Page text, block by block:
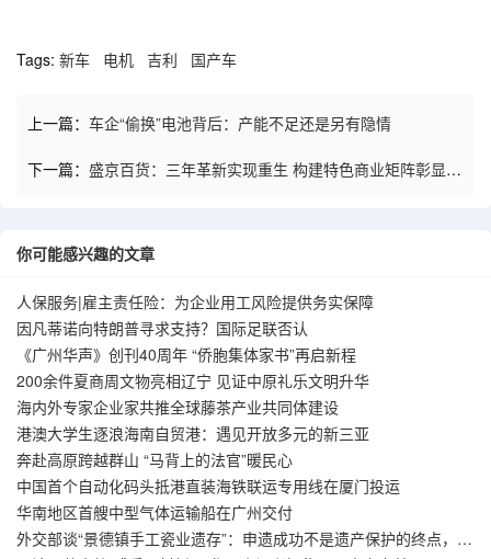
Tags: 新车 电机 吉利 国产车
上一篇： 车企“偷换”电池背后：产能不足还是另有隐情
下一篇： 盛京百货：三年革新实现重生 构建特色商业矩阵彰显国
你可能感兴趣的文章
人保服务|雇主责任险：为企业用工风险提供务实保障
因凡蒂诺向特朗普寻求支持？国际足联否认
《广州华声》创刊40周年 “侨胞集体家书”再启新程
200余件夏商周文物亮相辽宁 见证中原礼乐文明升华
海内外专家企业家共推全球藤茶产业共同体建设
港澳大学生逐浪海南自贸港：遇见开放多元的新三亚
奔赴高原跨越群山 “马背上的法官”暖民心
中国首个自动化码头抵港直装海铁联运专用线在厦门投运
华南地区首艘中型气体运输船在广州交付
外交部谈“景德镇手工瓷业遗存”：申遗成功不是遗产保护的终点，而